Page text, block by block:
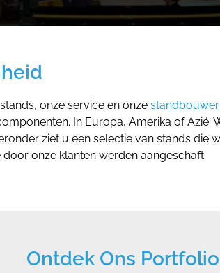
onze service en onze
In Europa, Amerika of Azië.
ziet u een selectie van stands die
door onze klanten werden aangeschaft.
Ontdek Ons Portfolio